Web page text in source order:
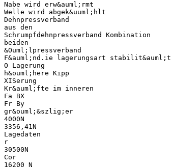
Nabe wird erw&auml;rmt
Welle wird abgek&uuml;hlt
Dehnpressverband
aus den
Schrumpfdehnpressverband Kombination
beiden
&Ouml;lpressverband
F&auml;nd.ie lagerungsart stabilit&auml;t
O Lagerung
h&ouml;here Kipp
XISerung
Kr&auml;fte im inneren
Fa BX
Fr By
gr&ouml;&szlig;er
4000N
3356,41N
Lagedaten
r
30500N
Cor
16200 N